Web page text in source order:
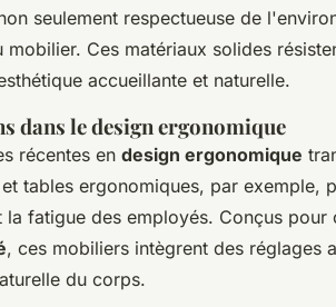
seulement respectueuse de
mobilier. Ces matériaux solides
accueillante et naturelle.
dans le design ergonomique
récentes en design ergonomique
tables ergonomiques, par exemple,
la fatigue des employés. Conçus
, ces mobiliers intègrent des réglages
du corps.